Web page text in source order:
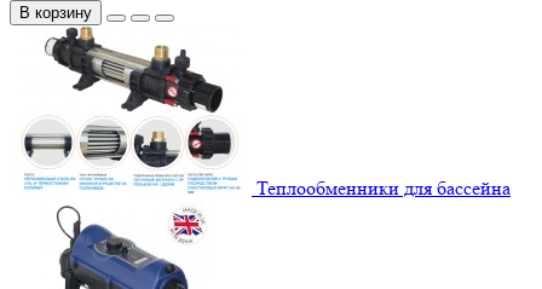
В корзину
Теплообменники для бассейна